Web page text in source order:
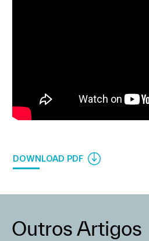
DOWNLOAD PDF
Outros Artigos